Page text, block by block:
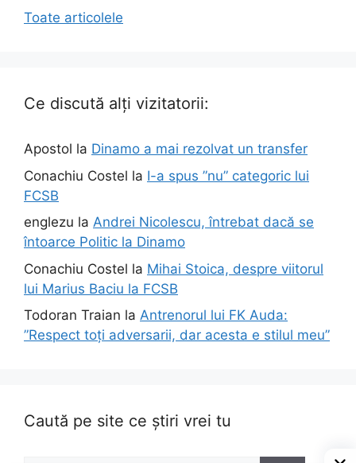
Toate articolele
Ce discută alți vizitatorii:
Apostol la Dinamo a mai rezolvat un transfer
Conachiu Costel la I-a spus ”nu” categoric lui
FCSB
englezu la Andrei Nicolescu, întrebat dacă se
întoarce Politic la Dinamo
Conachiu Costel la Mihai Stoica, despre viitorul
lui Marius Baciu la FCSB
Todoran Traian la Antrenorul lui FK Auda:
”Respect toți adversarii, dar acesta e stilul meu”
Caută pe site ce știri vrei tu